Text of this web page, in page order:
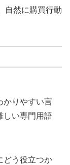
自然に購買行動
かりやすい言
しい専門用語
どう役立つか